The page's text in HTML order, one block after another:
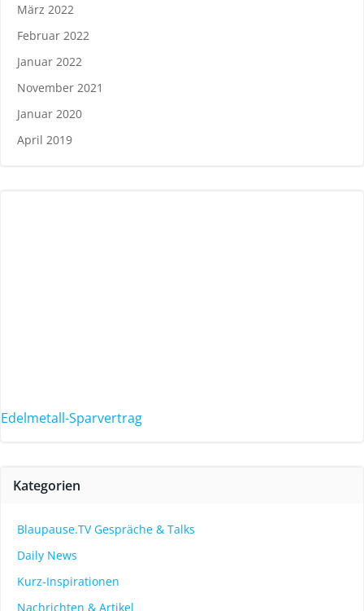
März 2022
Februar 2022
Januar 2022
November 2021
Januar 2020
April 2019
Edelmetall-Sparvertrag
Kategorien
Blaupause.TV Gespräche & Talks
Daily News
Kurz-Inspirationen
Nachrichten & Artikel